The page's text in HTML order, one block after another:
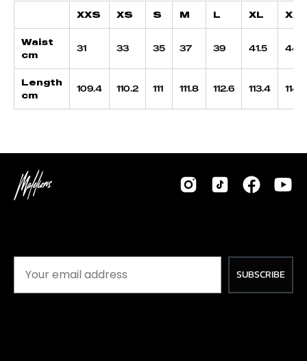
XXS XS S M L XL XXL
Waist
cm
31 33 35 37 39 41.5 44
Length
cm
109.4 110.2 111 111.8 112.6 113.4 114.2
SUBSCRIBE